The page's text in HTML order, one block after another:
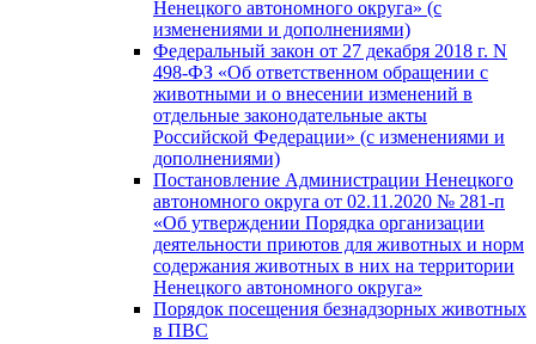
Ненецкого автономного округа» (с
изменениями и дополнениями)
Федеральный закон от 27 декабря 2018 г. N
498-ФЗ «Об ответственном обращении с
животными и о внесении изменений в
отдельные законодательные акты
Российской Федерации» (с изменениями и
дополнениями)
Постановление Администрации Ненецкого
автономного округа от 02.11.2020 № 281-п
«Об утверждении Порядка организации
деятельности приютов для животных и норм
содержания животных в них на территории
Ненецкого автономного округа»
Порядок посещения безнадзорных животных
в ПВС